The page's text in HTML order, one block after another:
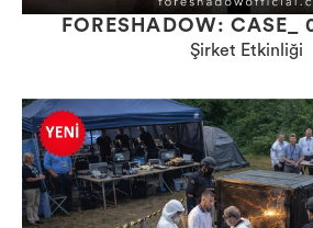
FORESHADOW: CASE_
Şirket Etkinliği